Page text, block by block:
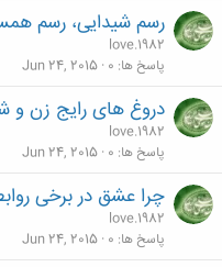
رسم شیدایی، رسم
love.1982
پاسخ ها 0
Jun 24, 2015
دروغ های رایج زن و
love.1982
پاسخ ها 0
Jun 24, 2015
چرا عشق در برخی
love.1982
پاسخ ها 0
Jun 24, 2015